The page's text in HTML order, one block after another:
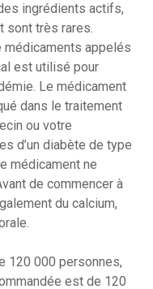
ingrédients actifs,
sont très rares.
médicaments appelés
est utilisé pour
Le médicament
dans le traitement
ou votre
d’un diabète de type
médicament ne
de commencer à
du calcium,
120 000 personnes,
est de 120